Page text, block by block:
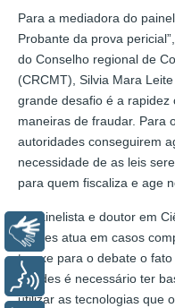
Para a mediadora do
Probante da prova
do Conselho regional de
(CRCMT), Silvia Mara
grande desafio é a rapidez
maneiras de fraudar. Para
autoridades conseguirem
necessidade de as leis
para quem fiscaliza e age
O painelista e doutor em
Borges atua em casos
trouxe para o debate o
fraudes é necessário ter
utilizar as tecnologias que
Libras
Voz